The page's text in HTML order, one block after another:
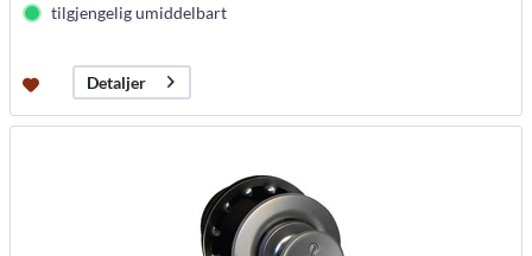
tilgjengelig umiddelbart
Detaljer